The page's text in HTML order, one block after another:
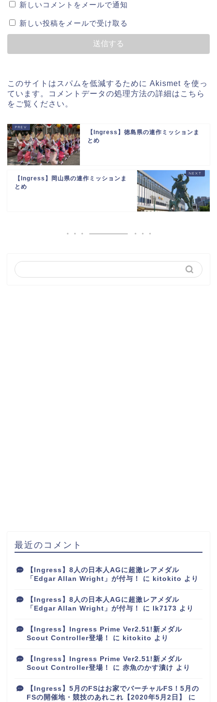
新しいコメントをメールで通知
新しい投稿をメールで受け取る
このサイトはスパムを低減するために Akismet を使っ
ています。
コメントデータの処理方法の詳細はこちら
をご覧ください。
【Ingress】徳島県の連作ミッションま
とめ
【Ingress】岡山県の連作ミッションま
とめ
最近のコメント
【Ingress】8人の日本人AGに超激レアメダル
「Edgar Allan Wright」が付与！
に kitokito より
【Ingress】8人の日本人AGに超激レアメダル
「Edgar Allan Wright」が付与！
に lk7173 より
【Ingress】Ingress Prime Ver2.51!新メダル
Scout Controller登場！
に kitokito より
【Ingress】Ingress Prime Ver2.51!新メダル
Scout Controller登場！
に 赤魚のかす漬け より
【Ingress】5月のFSはお家でバーチャルFS！5月の
FSの開催地・競技のあれこれ【2020年5月2日】
に